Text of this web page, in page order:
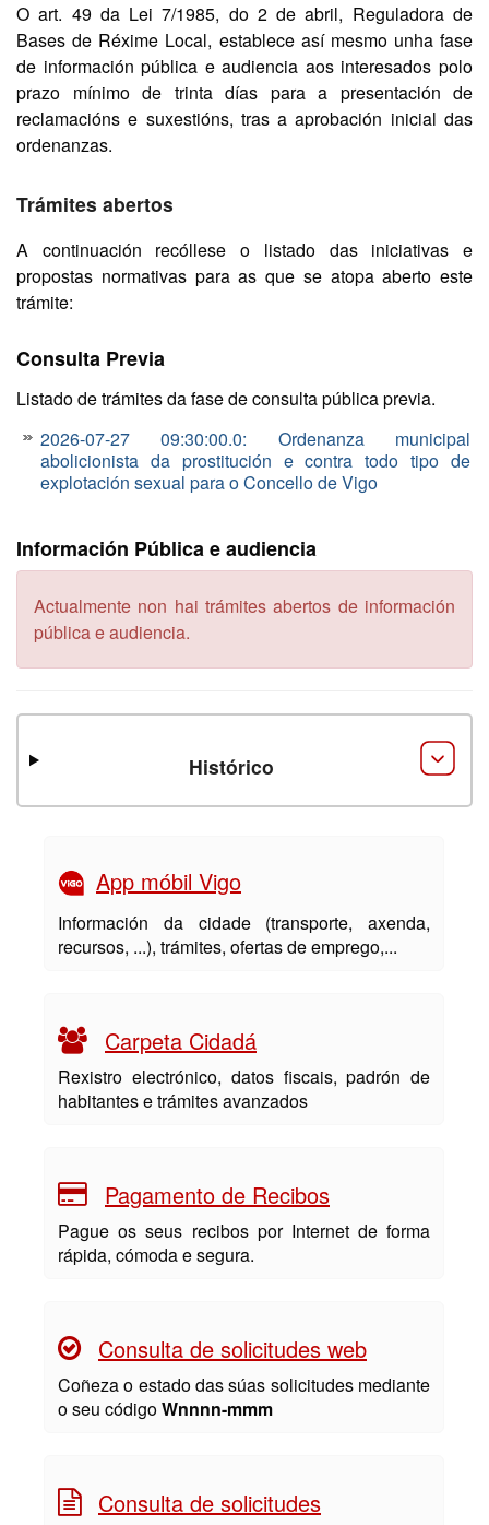
O art. 49 da Lei 7/1985, do 2 de abril, Reguladora de
Bases de Réxime Local, establece así mesmo unha fase
de información pública e audiencia aos interesados polo
prazo mínimo de trinta días para a presentación de
reclamacións e suxestións, tras a aprobación inicial das
ordenanzas.
Trámites abertos
A continuación recóllese o listado das iniciativas e
propostas normativas para as que se atopa aberto este
trámite:
Consulta Previa
Listado de trámites da fase de consulta pública previa.
2026-07-27 09:30:00.0: Ordenanza municipal
abolicionista da prostitución e contra todo tipo de
explotación sexual para o Concello de Vigo
Información Pública e audiencia
Actualmente non hai trámites abertos de información
pública e audiencia.
Histórico
App móbil Vigo
Información da cidade (transporte, axenda,
recursos, ...), trámites, ofertas de emprego,...
Carpeta Cidadá
Rexistro electrónico, datos fiscais, padrón de
habitantes e trámites avanzados
Pagamento de Recibos
Pague os seus recibos por Internet de forma
rápida, cómoda e segura.
Consulta de solicitudes web
Coñeza o estado das súas solicitudes mediante
o seu códigoWnnnn-mmm
Consulta de solicitudes